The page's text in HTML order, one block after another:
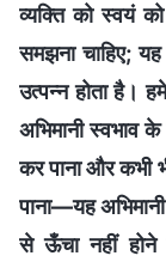
व्यक्ति को स्वयं
समझना चाहिए;
उत्पन्न होता है।
अभिमानी स्वभाव
कर पाना और कभी
पाना—यह
से ऊँचा नहीं होने